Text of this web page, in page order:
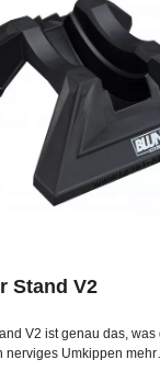
Stand V2
V2 ist genau das,
nerviges Umkippen